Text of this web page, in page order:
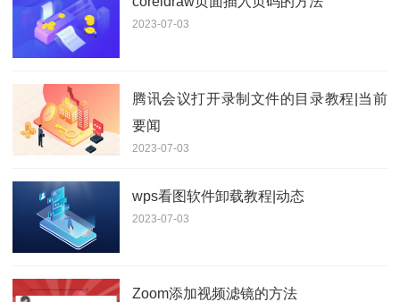
2023-07-03
腾讯会议打开录制文件的目录教程|当前
要闻
2023-07-03
wps看图软件卸载教程|动态
2023-07-03
Zoom添加视频滤镜的方法